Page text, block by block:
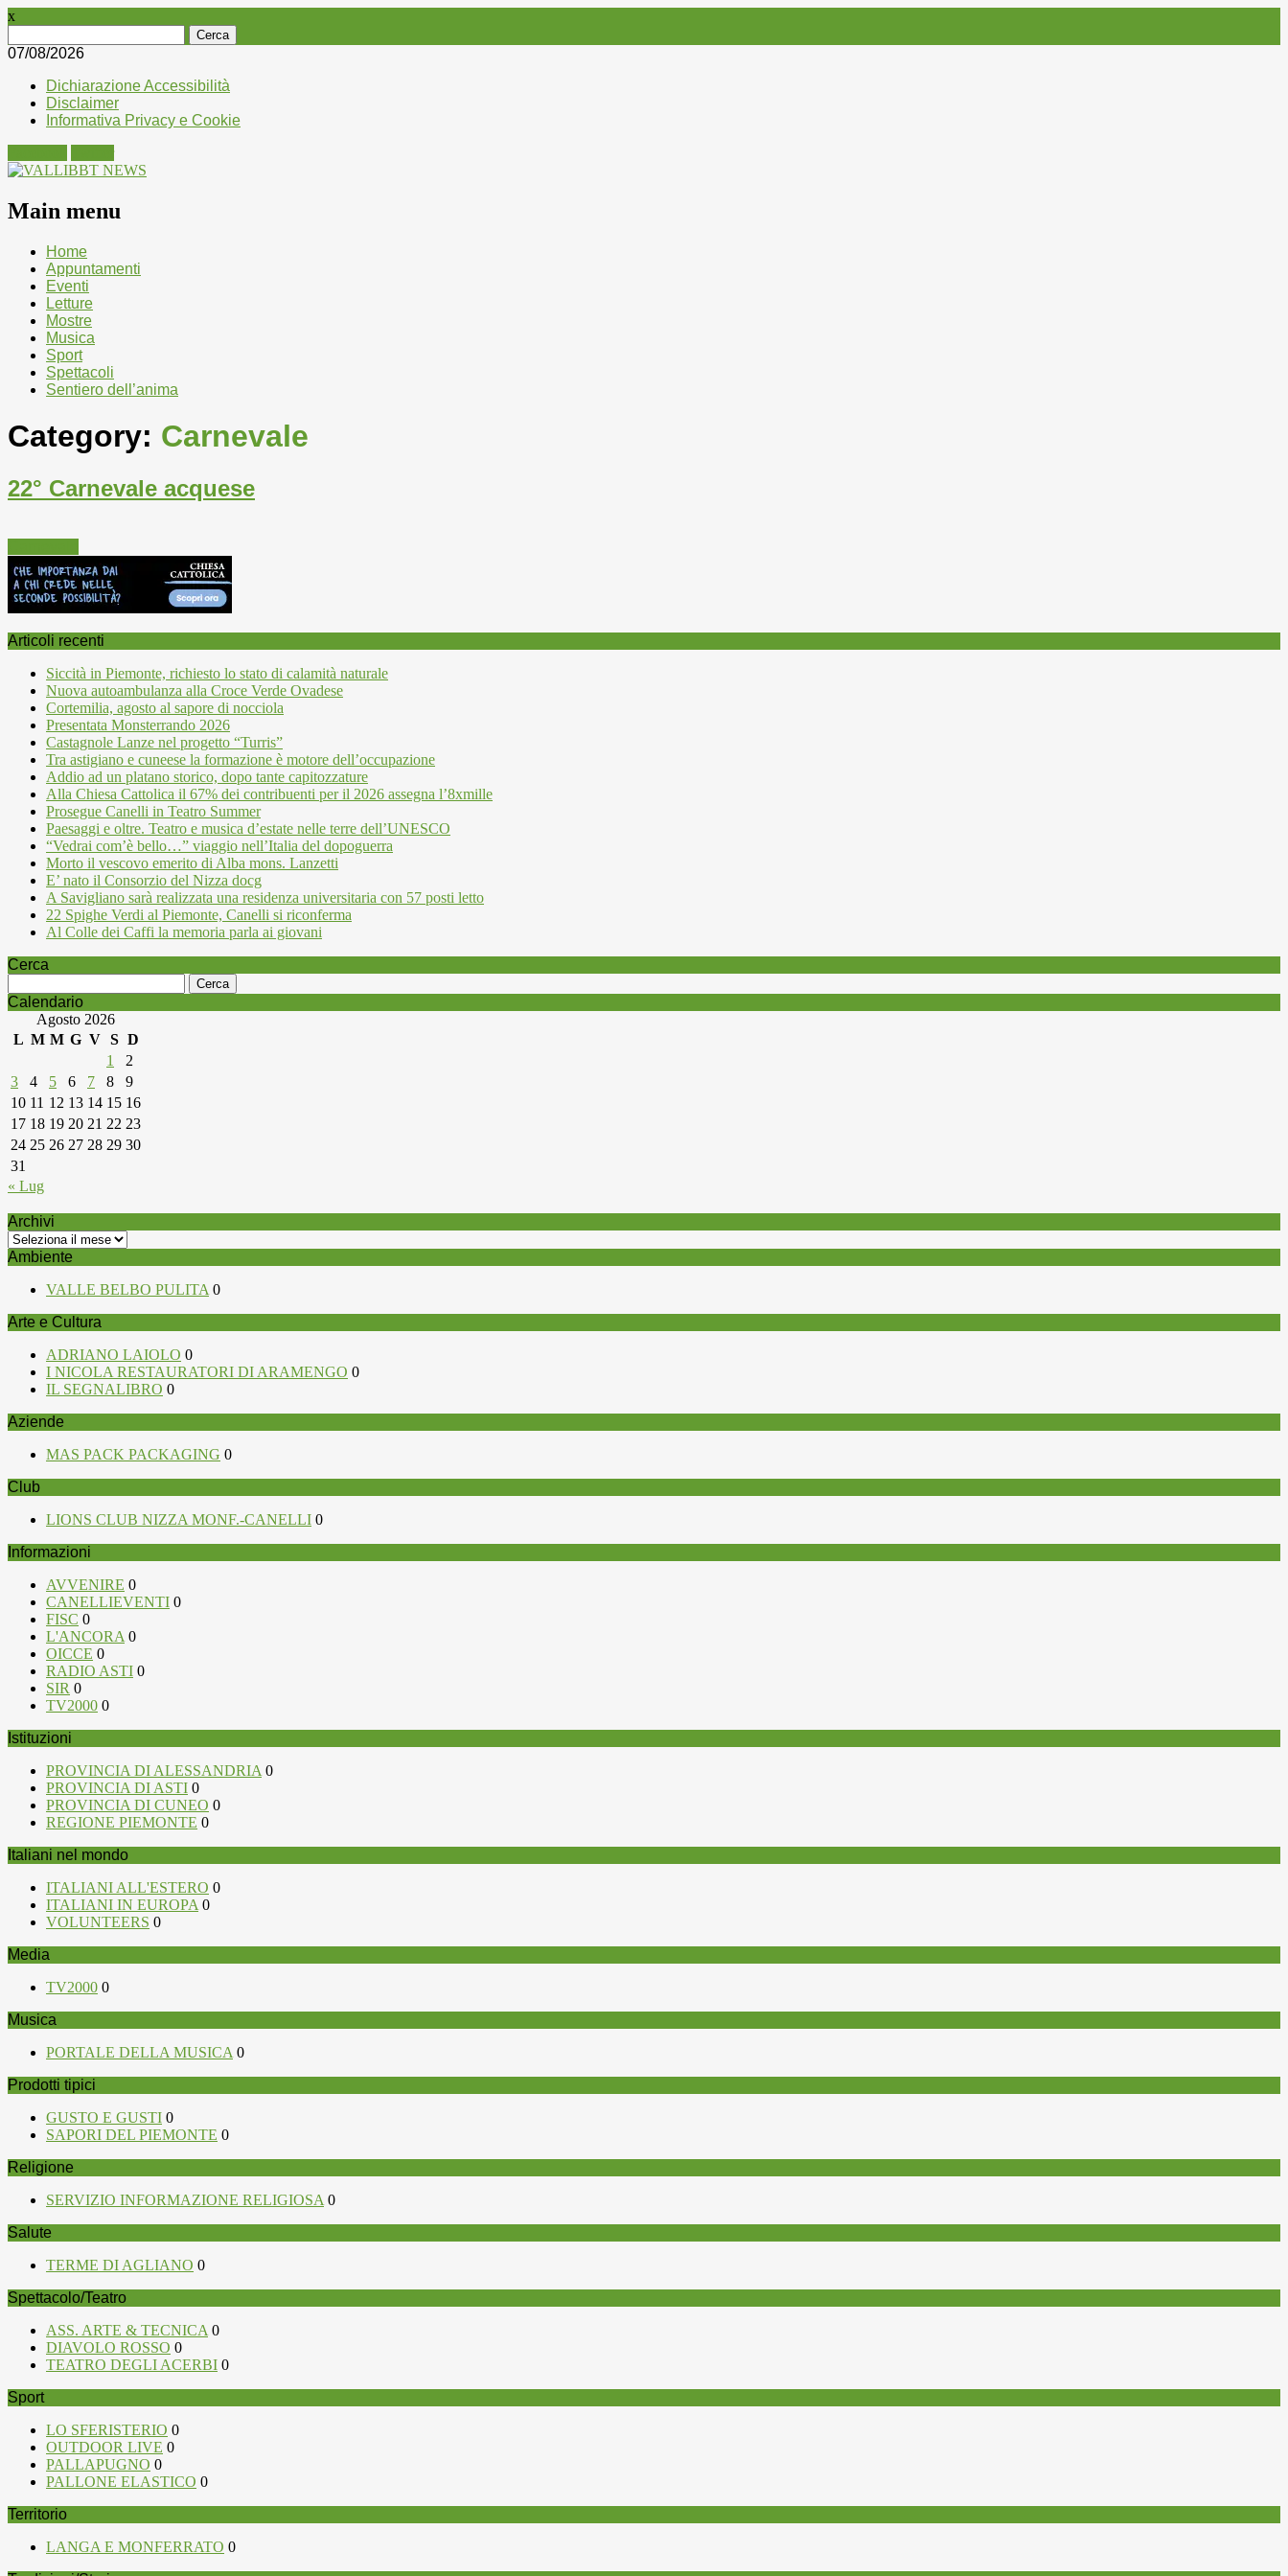
x
per:
07/08/2026
Dichiarazione Accessibilità
Disclaimer
Informativa Privacy e Cookie
Main menu
Skip
content
Home
Appuntamenti
Eventi
Letture
Mostre
Musica
Sport
Spettacoli
Sentiero dell’anima
Category: Carnevale
22° Carnevale acquese
Articoli recenti
Siccità in Piemonte, richiesto lo stato di calamità naturale
Nuova autoambulanza alla Croce Verde Ovadese
Cortemilia, agosto al sapore di nocciola
Presentata Monsterrando 2026
Castagnole Lanze nel progetto “Turris”
Tra astigiano e cuneese la formazione è motore dell’occupazione
Addio ad un platano storico, dopo tante capitozzature
Alla Chiesa Cattolica il 67% dei contribuenti per il 2026 assegna l’8xmille
Prosegue Canelli in Teatro Summer
Paesaggi e oltre. Teatro e musica d’estate nelle terre dell’UNESCO
“Vedrai com’è bello…” viaggio nell’Italia del dopoguerra
Morto il vescovo emerito di Alba mons. Lanzetti
E’ nato il Consorzio del Nizza docg
A Savigliano sarà realizzata una residenza universitaria con 57 posti letto
22 Spighe Verdi al Piemonte, Canelli si riconferma
Al Colle dei Caffi la memoria parla ai giovani
Cerca
per:
Calendario
Agosto 2026
L M M G V S D
1
2
3
4 5 6 7 8
9
10 11 12 13 14 15 16
17 18 19 20 21 22 23
24 25 26 27 28 29 30
31
« Lug
Archivi
Archivi
Ambiente
VALLE BELBO PULITA0
Arte e Cultura
ADRIANO LAIOLO 0
I NICOLA RESTAURATORI DI ARAMENGO 0
IL SEGNALIBRO 0
Aziende
MAS PACK PACKAGING 0
Club
LIONS CLUB NIZZA MONF.-CANELLI 0
Informazioni
AVVENIRE 0
CANELLIEVENTI 0
FISC 0
L'ANCORA0
OICCE 0
RADIO ASTI 0
SIR 0
TV2000 0
Istituzioni
PROVINCIA DI ALESSANDRIA0
PROVINCIA DI ASTI 0
PROVINCIA DI CUNEO 0
REGIONE PIEMONTE 0
Italiani nel mondo
ITALIANI ALL'ESTERO 0
ITALIANI IN EUROPA0
VOLUNTEERS 0
Media
TV2000 0
Musica
PORTALE DELLA MUSICA0
Prodotti tipici
GUSTO E GUSTI 0
SAPORI DEL PIEMONTE 0
Religione
SERVIZIO INFORMAZIONE RELIGIOSA0
Salute
TERME DI AGLIANO 0
Spettacolo/Teatro
ASS. ARTE & TECNICA0
DIAVOLO ROSSO 0
TEATRO DEGLI ACERBI 0
Sport
LO SFERISTERIO 0
OUTDOOR LIVE 0
PALLAPUGNO 0
PALLONE ELASTICO 0
Territorio
LANGA E MONFERRATO 0